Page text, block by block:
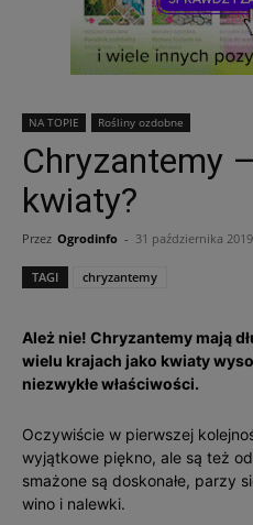
NA TOPIE Rośliny ozdobne
Chryzantemy
kwiaty?
Przez Ogrodinfo - 31 października 2019
TAGI chryzantemy
Ależ nie! Chryzantemy mają
wielu krajach jako kwiaty
niezwykłe właściwości.
Oczywiście w pierwszej
wyjątkowe piękno, ale są też
smażone są doskonałe, parzy
wino i nalewki.